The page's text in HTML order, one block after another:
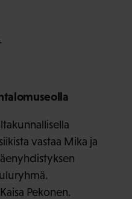
vastaa Mika ja
Pekonen.